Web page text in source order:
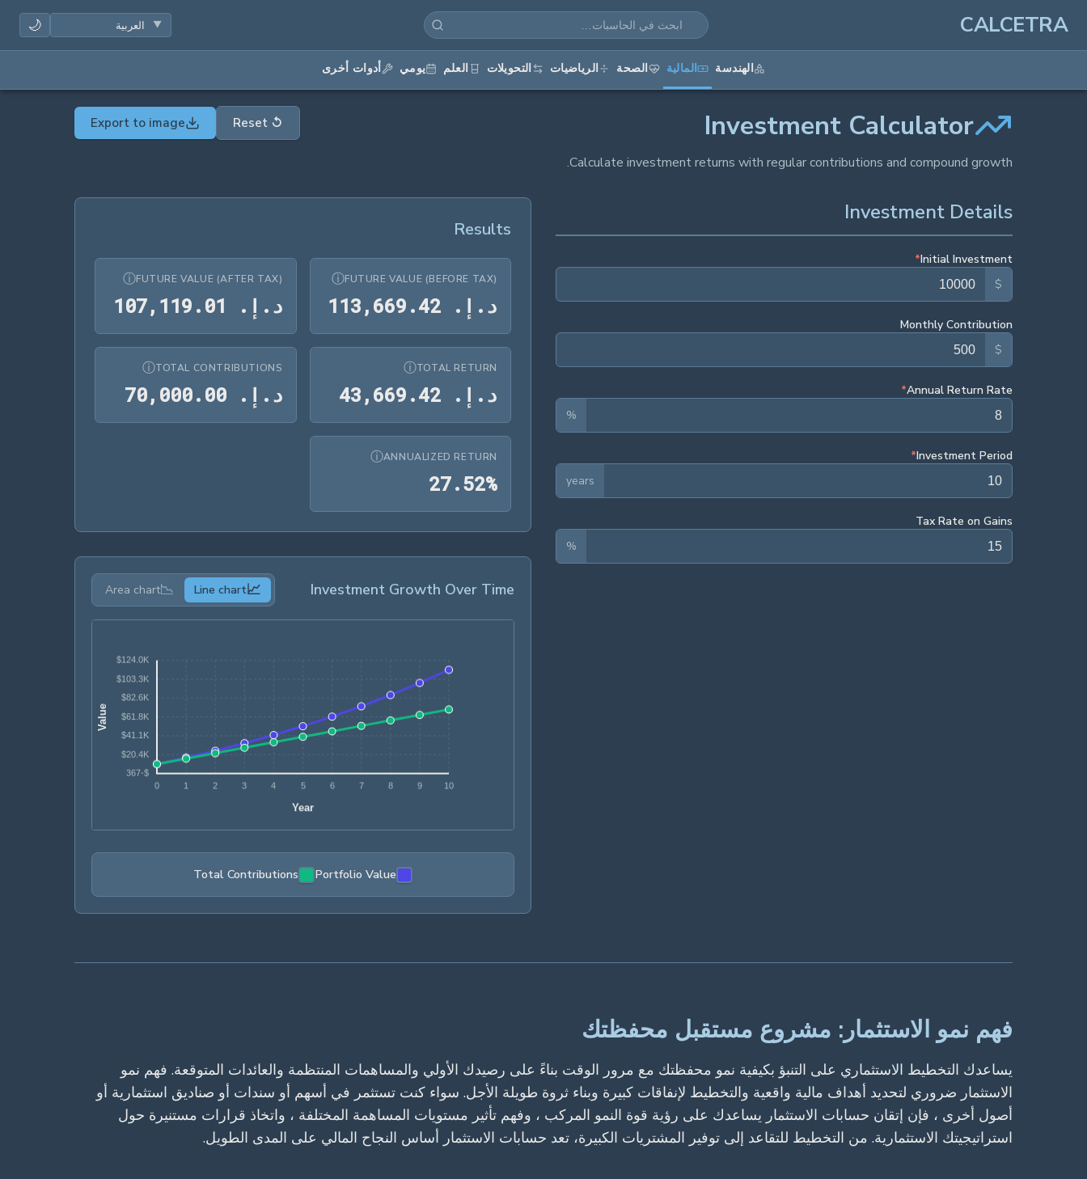
CALCETRA
🌙
الهندسة المالية الصحة الرياضيات التحويلات العلم يومي أدوات أخرى
Investment Calculator
Calculate investment returns with regular contributions and compound growth.
↺
Reset
Export to image
Investment Details
Initial Investment
*
$
Monthly Contribution
$
Annual Return Rate
*
%
Investment Period
*
years
Tax Rate on Gains
%
Results
FUTURE VALUE (BEFORE TAX)
ⓘ
د. إ .
113,669.42 د.إ.‏ 113,669.42
FUTURE VALUE (AFTER TAX)
ⓘ
د. إ .
107, 119.01
TOTAL RETURN
ⓘ
د. إ .
43,669.42
TOTAL CONTRIBUTIONS
ⓘ
د. إ .
70, 000.00
ANNUALIZED RETURN
ⓘ
27.52%
Investment Growth Over Time
📈
Line chart
📉
Area chart
Portfolio Value
Total Contributions
فهم نمو الاستثمار: مشروع مستقبل محفظتك
يساعدك التخطيط الاستثماري على التنبؤ بكيفية نمو محفظتك مع مرور الوقت بناءً على رصيدك الأولي والمساهمات المنتظمة والعائدات المتوقعة. فهم نمو
الاستثمار ضروري لتحديد أهداف مالية واقعية والتخطيط لإنفاقات كبيرة وبناء ثروة طويلة الأجل. سواء كنت تستثمر في أسهم أو سندات أو صناديق استثمارية أو
أصول أخرى ، فإن إتقان حسابات الاستثمار يساعدك على رؤية قوة النمو المركب ، وفهم تأثير مستويات المساهمة المختلفة ، واتخاذ قرارات مستنيرة حول
استراتيجيتك الاستثمارية. من التخطيط للتقاعد إلى توفير المشتريات الكبيرة، تعد حسابات الاستثمار أساس النجاح المالي على المدى الطويل.